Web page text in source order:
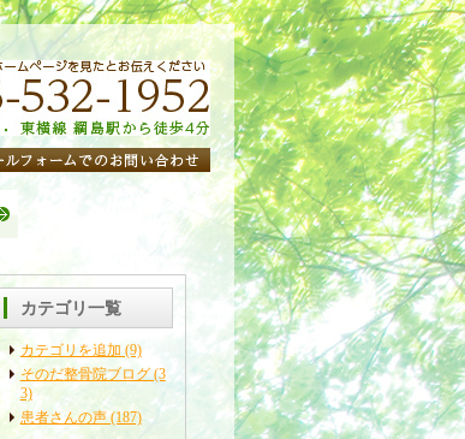
カテゴリ一覧
カテゴリを追加 (9)
そのだ整骨院ブログ (3
3)
患者さんの声 (187)